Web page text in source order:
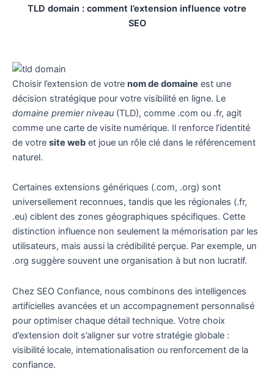
TLD domain : comment l’extension influence votre
SEO
Choisir l’extension de votre nom de domaine est une
décision stratégique pour votre visibilité en ligne. Le
domaine premier niveau (TLD), comme .com ou .fr, agit
comme une carte de visite numérique. Il renforce l’identité
de votre site web et joue un rôle clé dans le référencement
naturel.
Certaines extensions génériques (.com, .org) sont
universellement reconnues, tandis que les régionales (.fr,
.eu) ciblent des zones géographiques spécifiques. Cette
distinction influence non seulement la mémorisation par les
utilisateurs, mais aussi la crédibilité perçue. Par exemple, un
.org suggère souvent une organisation à but non lucratif.
Chez SEO Confiance, nous combinons des intelligences
artificielles avancées et un accompagnement personnalisé
pour optimiser chaque détail technique. Votre choix
d’extension doit s’aligner sur votre stratégie globale :
visibilité locale, internationalisation ou renforcement de la
confiance.